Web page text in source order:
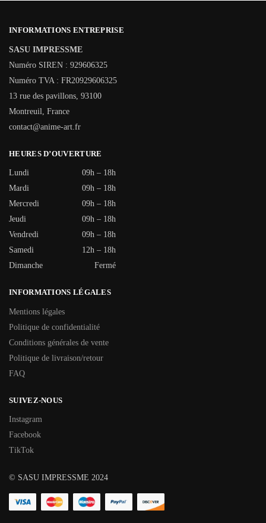
INFORMATIONS ENTREPRISE
SASU IMPRESSME
Numéro SIREN : 929606325
Numéro TVA : FR20929606325
13 rue des pavillons, 93100
Montreuil, France
contact@anime-art.fr
HEURES D’OUVERTURE
Lundi
09h – 18h
Mardi
09h – 18h
Mercredi
09h – 18h
Jeudi
09h – 18h
Vendredi
09h – 18h
Samedi
12h – 18h
Dimanche
Fermé
INFORMATIONS LÉGALES
Mentions légales
Politique de confidentialité
Conditions générales de vente
Politique de livraison/retour
FAQ
SUIVEZ-NOUS
Instagram
Facebook
TikTok
© SASU IMPRESSME 2024